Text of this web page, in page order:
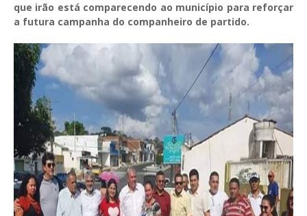
que irão está comparecendo ao município para reforçar
a futura campanha do companheiro de partido.